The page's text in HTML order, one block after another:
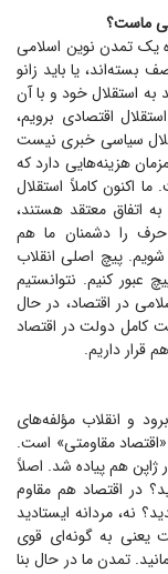
ماست؟
یک تمدن نوین اسلامی
بسته‌اند، یا باید زانو
به استقلال خود و با آن
اقتصادی برویم،
سیاسی خبری نیست
هزینه‌هایی دارد که
اکنون کاملاً استقلال
اتفاق معتقد هستند،
حرف را دشمنان ما هم
پیچ اصلی انقلاب
عبور کنیم. نتوانستیم
در اقتصاد، در حال
کامل دولت در اقتصاد
قرار داریم.
و انقلاب مؤلفه‌های
مقاومتی» است.
هم پیاده شد. اصلاً
در اقتصاد هم مقاوم
نه، مردانه ایستادید
یعنی به گونه‌ای قوی
تمدن ما در حال بنا